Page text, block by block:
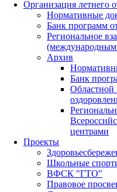
Организация летнего
Нормативные
Банк программ
Региональное
Архив
Банк
Областной
центрами
Проекты
Школьные
ВФСК "ГТО"
Правовое